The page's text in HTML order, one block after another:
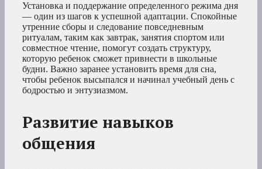
Установка и поддержание определенного режима дня
— один из шагов к успешной адаптации. Спокойные
утренние сборы и следование повседневным
ритуалам, таким как завтрак, занятия спортом или
совместное чтение, помогут создать структуру,
которую ребенок сможет привнести в школьные
будни. Важно заранее установить время для сна,
чтобы ребенок высыпался и начинал учебный день с
бодростью и энтузиазмом.
Развитие навыков
общения